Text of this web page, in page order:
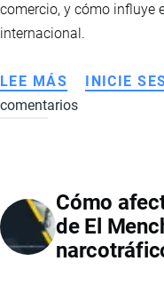
comercio, y cómo influye
internacional.
LEE MÁS SOBRE
CRISIS
EN
ECUADOR:
CAUSAS,
INICIE
comentarios
Cómo
de El